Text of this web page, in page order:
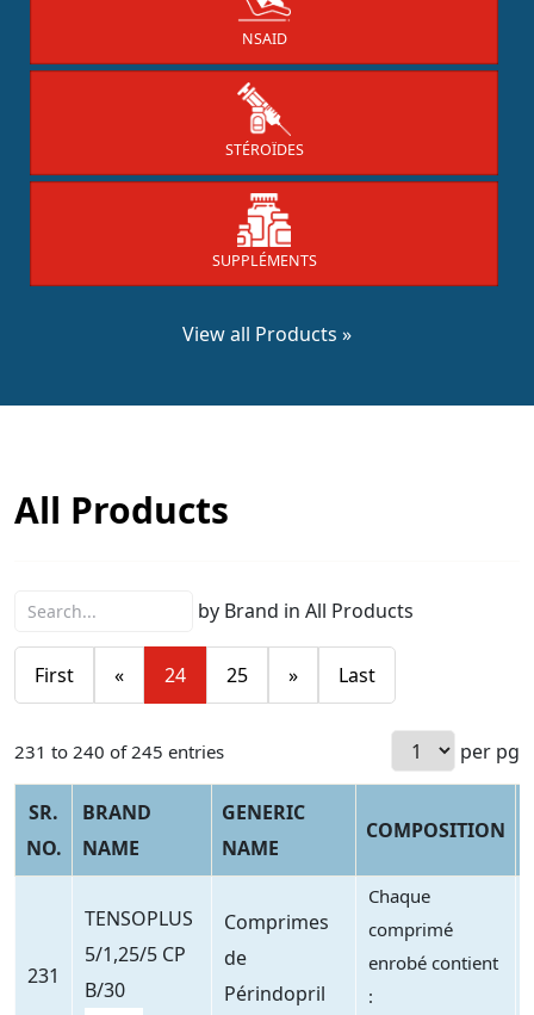
NSAID
STÉROÏDES
SUPPLÉMENTS
View all Products »
All Products
by Brand in All Products
First « 24 25 » Last
231 to 240 of 245 entries per pg
SR.
NO.
BRAND
NAME
GENERIC
NAME
COMPOSITION
231
TENSOPLUS
5/1,25/5 CP
B/30
Comprimes
de
Périndopril
Chaque
comprimé
enrobé contient
: